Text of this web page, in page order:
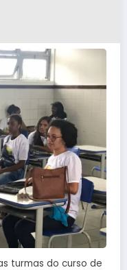
turmas do curso de